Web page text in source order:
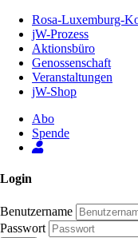
Inhalt
Seite
Rosa-Luxemburg-
jW-Prozess
Aktionsbüro
Genossenschaft
Veranstaltungen
jW-Shop
Abo
Spende
Login
Benutzername
Passwort